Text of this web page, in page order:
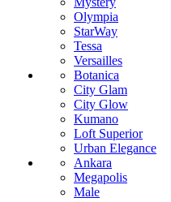
Olympia
StarWay
Tessa
Versailles
Botanica
City Glam
City Glow
Kumano
Loft Superior
Urban Elegance
Ankara
Megapolis
Male